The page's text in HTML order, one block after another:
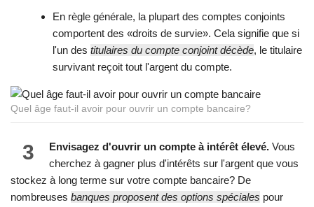
En règle générale, la plupart des comptes conjoints
comportent des «droits de survie». Cela signifie que si
l'un des titulaires du compte conjoint décède, le titulaire
survivant reçoit tout l'argent du compte.
Quel âge faut-il avoir pour ouvrir un compte bancaire?
3 Envisagez d'ouvrir un compte à intérêt élevé. Vous
cherchez à gagner plus d'intérêts sur l'argent que vous
stockez à long terme sur votre compte bancaire? De
nombreuses banques proposent des options spéciales pour